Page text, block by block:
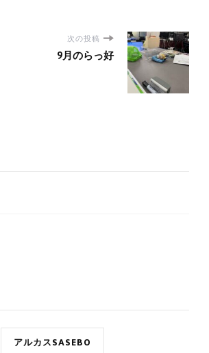
次の投稿
9月のらっ好
アルカスSASEBO